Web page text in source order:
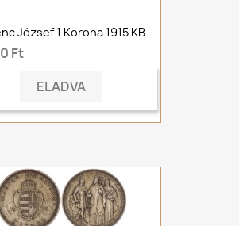
József 1 Korona 1915 KB
Ft
ELADVA